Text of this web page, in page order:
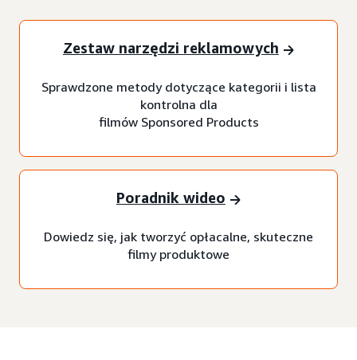
Zestaw narzędzi reklamowych
Sprawdzone metody dotyczące kategorii i lista
kontrolna dla
filmów Sponsored Products
Poradnik wideo
Dowiedz się, jak tworzyć opłacalne, skuteczne
filmy produktowe